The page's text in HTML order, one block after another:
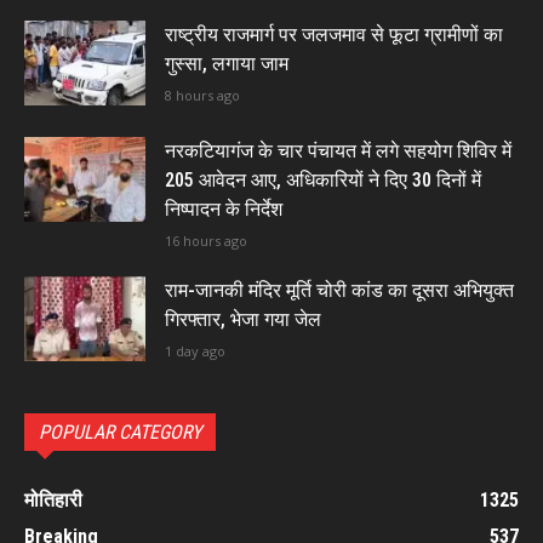
राष्ट्रीय राजमार्ग पर जलजमाव से फूटा ग्रामीणों का
गुस्सा, लगाया जाम
8 hours ago
नरकटियागंज के चार पंचायत में लगे सहयोग शिविर में
205 आवेदन आए, अधिकारियों ने दिए 30 दिनों में
निष्पादन के निर्देश
16 hours ago
राम-जानकी मंदिर मूर्ति चोरी कांड का दूसरा अभियुक्त
गिरफ्तार, भेजा गया जेल
1 day ago
POPULAR CATEGORY
मोतिहारी
1325
Breaking
537